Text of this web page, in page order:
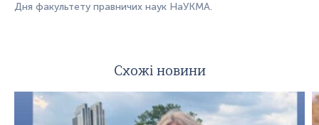
Дня факультету правничих наук НаУКМА.
Схожі новини